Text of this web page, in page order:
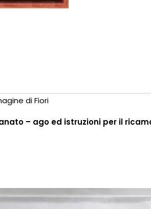
di Fiori
– ago ed istruzioni per il